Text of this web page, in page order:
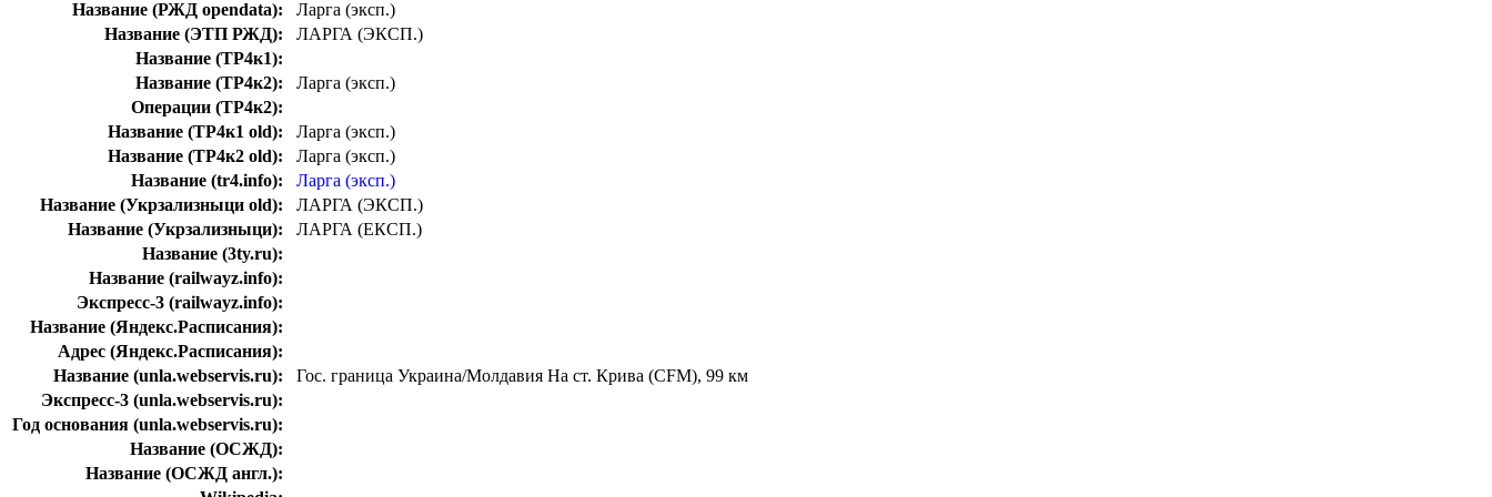
Название (РЖД opendata):
Ларга (эксп.)
Название (ЭТП РЖД):
ЛАРГА (ЭКСП.)
Название (ТР4к1):
Название (ТР4к2):
Ларга (эксп.)
Операции (ТР4к2):
Название (ТР4к1 old):
Ларга (эксп.)
Название (ТР4к2 old):
Ларга (эксп.)
Название (tr4.info):
Ларга (эксп.)
Название (Укрзализныци old):
ЛАРГА (ЭКСП.)
Название (Укрзализныци):
ЛАРГА (ЕКСП.)
Название (3ty.ru):
Название (railwayz.info):
Экспресс-3 (railwayz.info):
Название (Яндекс.Расписания):
Адрес (Яндекс.Расписания):
Название (unla.webservis.ru):
Гос. граница Украина/Молдавия На ст. Крива (CFM), 99 км
Экспресс-3 (unla.webservis.ru):
Год основания (unla.webservis.ru):
Название (ОСЖД):
Название (ОСЖД англ.):